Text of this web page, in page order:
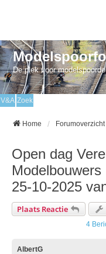
De plek voor
V&A Zoek
Home Forumoverzicht
Open dag
25-10-2025
Plaats Reactie
4
AlbertG